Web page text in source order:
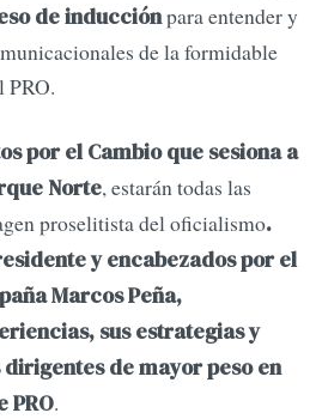
de inducciónpara entender y
de la formidable
PRO.
por el Cambio que sesiona a
Norte, estarán todas las
proselitista del oficialismo.
y encabezados por el
Marcos Peña,
sus estrategias y
dirigentes de mayor peso en
PRO.